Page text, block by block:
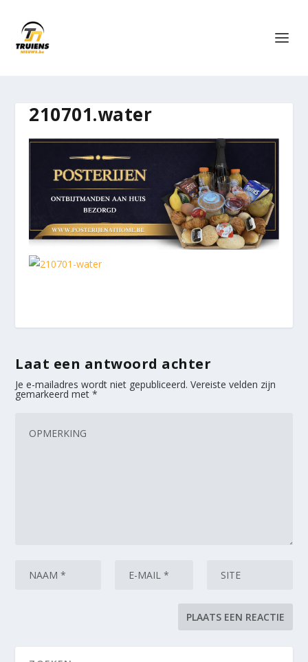
210701.water
Laat een antwoord achter
Je e-mailadres wordt niet gepubliceerd. Vereiste velden zijn
gemarkeerd met*